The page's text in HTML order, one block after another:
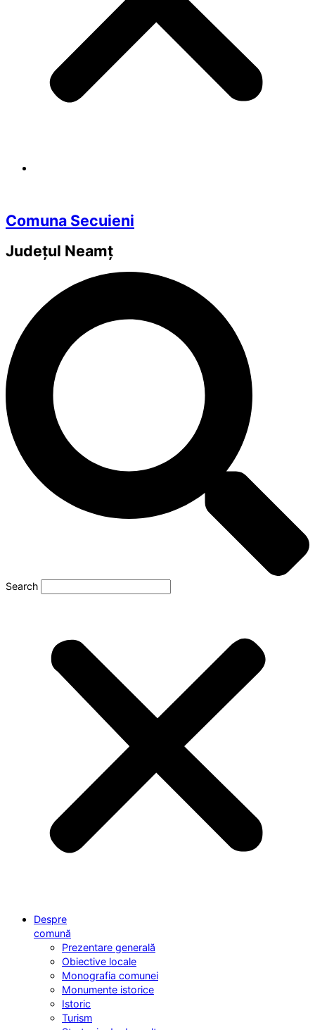
Comuna Secuieni
Județul Neamț
Search
Despre
comună
Prezentare generală
Obiective locale
Monografia comunei
Monumente istorice
Istoric
Turism